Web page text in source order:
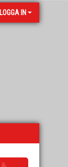
LOGGA IN